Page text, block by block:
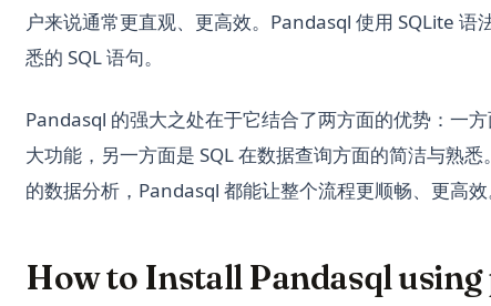
户来说通常更直观、更高效。Pandasql 使用 SQLite
悉的 SQL 语句。
Pandasql 的强大之处在于它结合了两方面的优势：一
大功能，另一方面是 SQL 在数据查询方面的简洁与熟
的数据分析，Pandasql 都能让整个流程更顺畅、更高效
How to Install Pandasql using